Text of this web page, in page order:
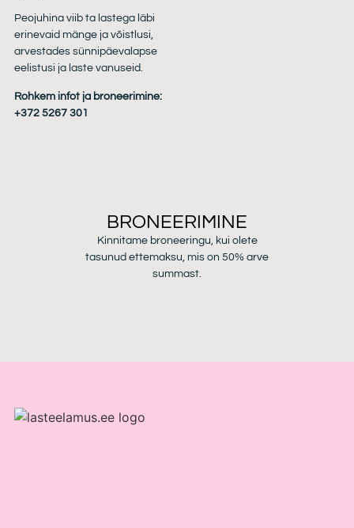
Peojuhina viib ta lastega läbi
erinevaid mänge ja võistlusi,
arvestades sünnipäevalapse
eelistusi ja laste vanuseid.
Rohkem infot ja broneerimine:
+372 5267 301
BRONEERIMINE
Kinnitame broneeringu, kui olete
tasunud ettemaksu, mis on 50% arve
summast.